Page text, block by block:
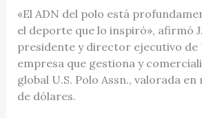
«El ADN del polo está
el deporte que lo inspiró», afirmó
presidente y director ejecutivo de
empresa que gestiona y
global U.S. Polo Assn., valorada
de dólares.